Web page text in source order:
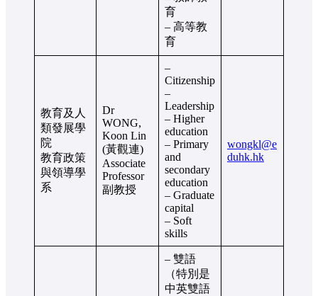
育
– 高等教
育
教育及人
類發展學
院
教育政策
與領導學
系
Dr
WONG,
Koon Lin
(黃觀連)
Associate
Professor
副教授
–
Citizenship
–
Leadership
– Higher
education
– Primary
and
secondary
education
– Graduate
capital
– Soft
skills
wongkl@e
duhk.hk
– 雙語
（特別是
中英雙語